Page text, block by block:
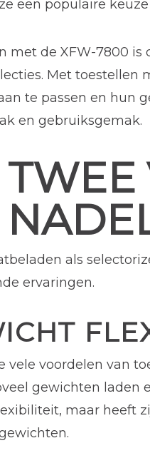
een populaire
met de XFW-7800 is
Met toestellen
te passen en hun
en gebruiksgemak.
als
ervaringen.
vele voordelen van
gewichten laden
maar heeft